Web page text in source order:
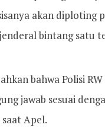
akan diploting
bintang satu
bahwa Polisi
jawab sesuai
Apel.